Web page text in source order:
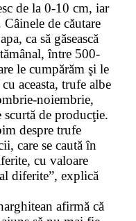
de la 0-10 cm, iar
de căutare
ca să găsească
între 500-
le cumpărăm şi le
aceasta, trufe albe
noiembrie,
de producţie.
despre trufe
care se caută în
cu valoare
diferite”, explică
afirmă că